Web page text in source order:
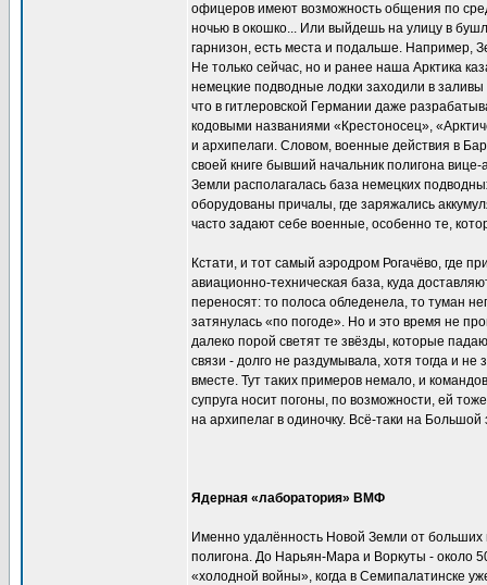
офицеров имеют возможность общения по
ночью в окошко... Или выйдешь на улицу в
гарнизон, есть места и подальше. Например,
Не только сейчас, но и ранее наша Арктика
немецкие подводные лодки заходили в
что в гитлеровской Германии даже
кодовыми названиями «Крестоносец»,
и архипелаги. Словом, военные действия в
своей книге бывший начальник полигона
Земли располагалась база немецких
оборудованы причалы, где заряжались
часто задают себе военные, особенно те,
Кстати, и тот самый аэродром Рогачёво, где
авиационно-техническая база, куда
переносят: то полоса обледенела, то туман
затянулась «по погоде». Но и это время не
далеко порой светят те звёзды, которые
связи - долго не раздумывала, хотя тогда и
вместе. Тут таких примеров немало, и
супруга носит погоны, по возможности, ей
на архипелаг в одиночку. Всё-таки на
Ядерная «лаборатория» ВМФ
Именно удалённость Новой Земли от больших
полигона. До Нарьян-Мара и Воркуты - около
«холодной войны», когда в Семипалатинске